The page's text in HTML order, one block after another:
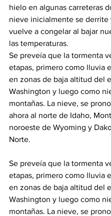
hielo en algunas carreteras
nieve inicialmente se derrite
vuelve a congelar al bajar
las temperaturas.
Se preveía que la tormenta
etapas, primero como lluvia
en zonas de baja altitud del
Washington y luego como
montañas. La nieve, se
ahora al norte de Idaho,
noroeste de Wyoming y
Norte.
Se preveía que la tormenta
etapas, primero como lluvia
en zonas de baja altitud del
Washington y luego como
montañas. La nieve, se